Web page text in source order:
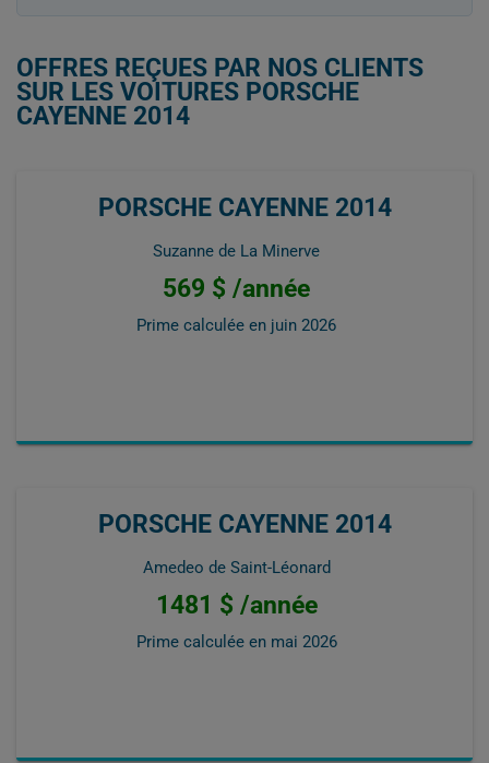
OFFRES REÇUES PAR NOS CLIENTS
SUR LES VOITURES PORSCHE
CAYENNE 2014
PORSCHE CAYENNE 2014
Suzanne de La Minerve
569 $ /année
Prime calculée en juin 2026
PORSCHE CAYENNE 2014
Amedeo de Saint-Léonard
1481 $ /année
Prime calculée en mai 2026